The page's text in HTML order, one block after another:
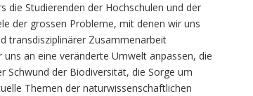
die Studierenden der Hochschulen und der
der grossen Probleme, mit denen wir uns
transdisziplinärer Zusammenarbeit
an eine veränderte Umwelt anpassen, die
Schwund der Biodiversität, die Sorge um
Themen der naturwissenschaftlichen